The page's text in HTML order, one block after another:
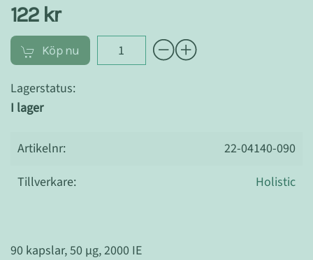
122 kr
Köp nu
Lagerstatus:
I lager
Artikelnr:
22-04140-090
Tillverkare:
Holistic
90 kapslar, 50 µg, 2000 IE